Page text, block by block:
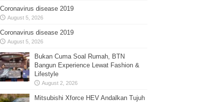
Coronavirus disease 2019
August 5, 2026
Coronavirus disease 2019
August 5, 2026
Bukan Cuma Soal Rumah, BTN
Bangun Experience Lewat Fashion &
Lifestyle
August 2, 2026
Mitsubishi Xforce HEV Andalkan Tujuh